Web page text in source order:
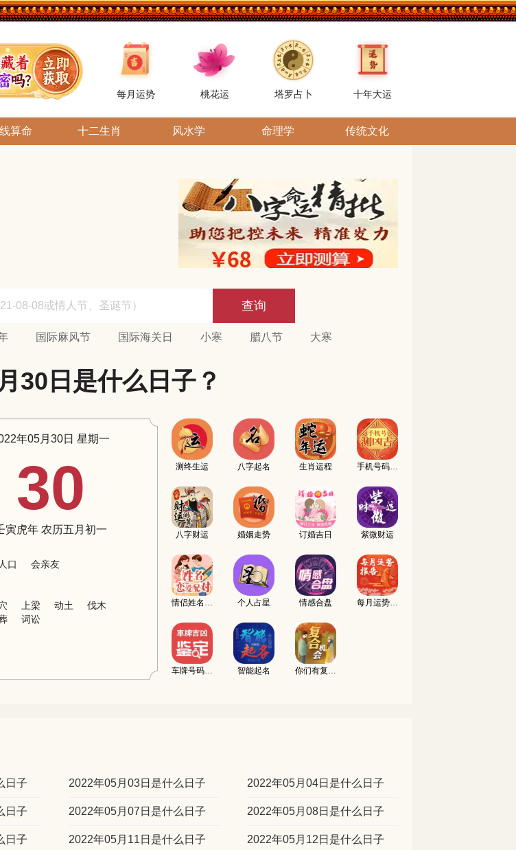
每月运势 桃花运 塔罗占卜 十年大运
算命 十二生肖 风水学 命理学 传统文化
查询
国际麻风节 国际海关日 小寒 腊八节 大寒
30日是什么日子？
年05月30日 星期一
30
寅虎年 农历五月初一
口 会亲友
上梁 动土
伐木
词讼
测终生运 八字起名 生肖运程 手机号码测吉凶
八字财运 婚姻走势 订婚吉日 紫微财运
情侣姓名配对 个人占星 情感合盘 每月运势报告
车牌号码吉凶测试 智能起名 你们有复合的机会吗
日子 2022年05月03日是什么日子 2022年05月04日是什么日子
日子 2022年05月07日是什么日子 2022年05月08日是什么日子
日子 2022年05月11日是什么日子 2022年05月12日是什么日子